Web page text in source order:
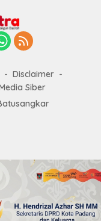
Disclaimer
Siber